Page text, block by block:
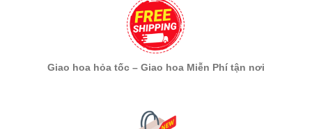
Giao hoa hỏa tốc – Giao hoa Miễn Phí tận nơi